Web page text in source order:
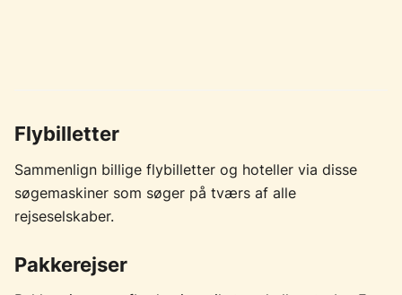
Flybilletter
Sammenlign billige flybilletter og hoteller via disse
søgemaskiner som søger på tværs af alle
rejseselskaber.
Pakkerejser